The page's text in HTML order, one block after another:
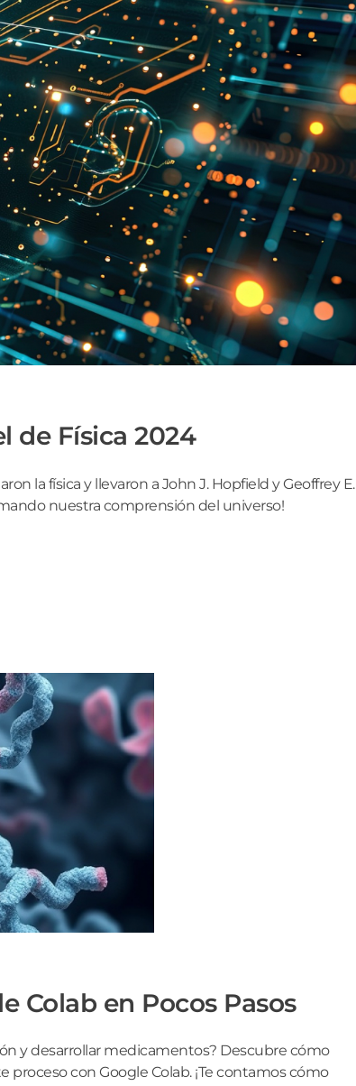
de Física 2024
la física y llevaron a John J. Hopfield y Geoffrey E.
nuestra comprensión del universo!
Colab en Pocos Pasos
y desarrollar medicamentos? Descubre cómo
con Google Colab. ¡Te contamos cómo